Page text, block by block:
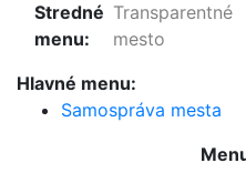
Stredné
menu:
Transparentné
mesto
Hlavné menu:
Samospráva mesta